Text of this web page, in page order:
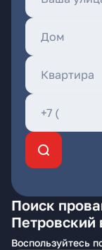
Поиск
Петровский
Воспользуйтесь